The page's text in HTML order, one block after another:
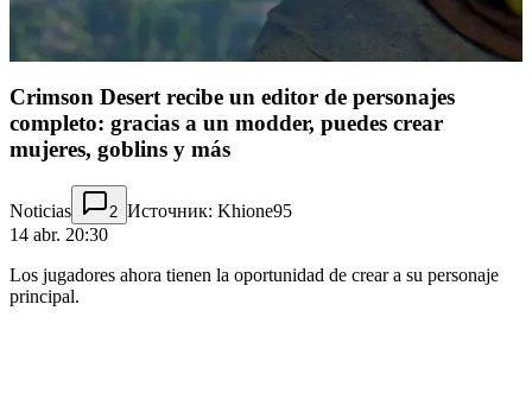
Crimson Desert recibe un editor de personajes
completo: gracias a un modder, puedes crear
mujeres, goblins y más
Noticias 2 Источник: Khione95
14 abr. 20:30
Los jugadores ahora tienen la oportunidad de crear a su personaje
principal.